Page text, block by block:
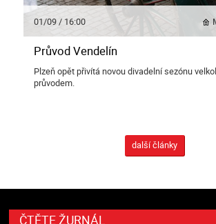
01/09 / 16:00
Průvod Vendelín
Plzeň opět přivítá novou divadelní sezónu
průvodem.
další články
ČTĚTE ŽURNÁL